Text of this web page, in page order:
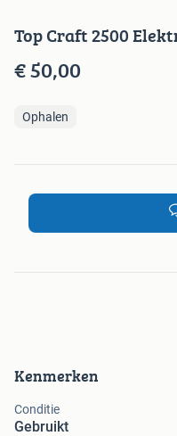
Kenmerken
Conditie
Gebruikt
Top Craft 2500
€ 50,00
Ophalen